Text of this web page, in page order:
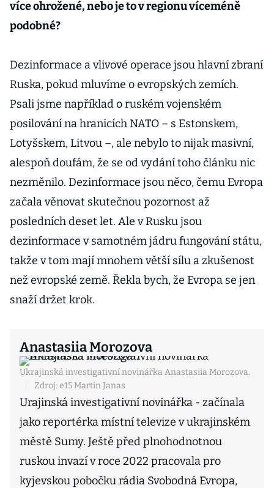
více ohrožené, nebo je to v regionu víceméně
podobné?
Dezinformace a vlivové operace jsou hlavní zbraní
Ruska, pokud mluvíme o evropských zemích.
Psali jsme například o ruském vojenském
posilování na hranicích NATO – s Estonskem,
Lotyšskem, Litvou –, ale nebylo to nijak masivní,
alespoň doufám, že se od vydání toho článku nic
nezměnilo. Dezinformace jsou něco, čemu Evropa
začala věnovat skutečnou pozornost až
posledních deset let. Ale v Rusku jsou
dezinformace v samotném jádru fungování státu,
takže v tom mají mnohem větší sílu a zkušenost
než evropské země. Řekla bych, že Evropa se jen
snaží držet krok.
Anastasiia Morozova
Ukrajinská investigativní novinářka Anastasiia Morozova.
Zdroj: e15 Martin Janas
Urajinská investigativní novinářka - začínala
jako reportérka místní televize v ukrajinském
městě Sumy. Ještě před plnohodnotnou
ruskou invazí v roce 2022 pracovala pro
kyjevskou pobočku rádia Svobodná Evropa,